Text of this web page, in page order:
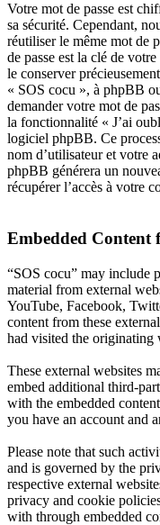
Votre mot de passe est
sa sécurité. Cependant,
réutiliser le même mot de
de passe est la clé de
le conserver
« SOS cocu », à phpBB
demander votre mot de
la fonctionnalité « J’ai
logiciel phpBB. Ce
nom d’utilisateur et votre
phpBB générera un
récupérer l’accès à votre
Embedded Content
“SOS cocu” may include
material from external
YouTube, Facebook,
content from these
had visited the originating
These external websites
embed additional third-
with the embedded
you have an account and
Please note that such
and is governed by the
respective external
privacy and cookie
with through embedded